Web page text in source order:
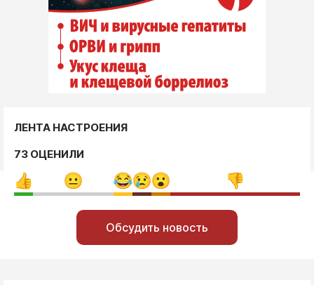
ЛЕНТА НАСТРОЕНИЯ
73 ОЦЕНИЛИ
Обсудить новость